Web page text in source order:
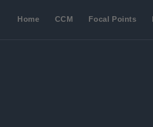
Home CCM Focal Points